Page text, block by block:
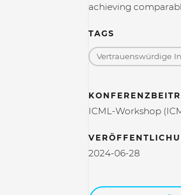
achieving
TAGS
Vertrauenswürdige
ICML-Workshop
2024-06-28